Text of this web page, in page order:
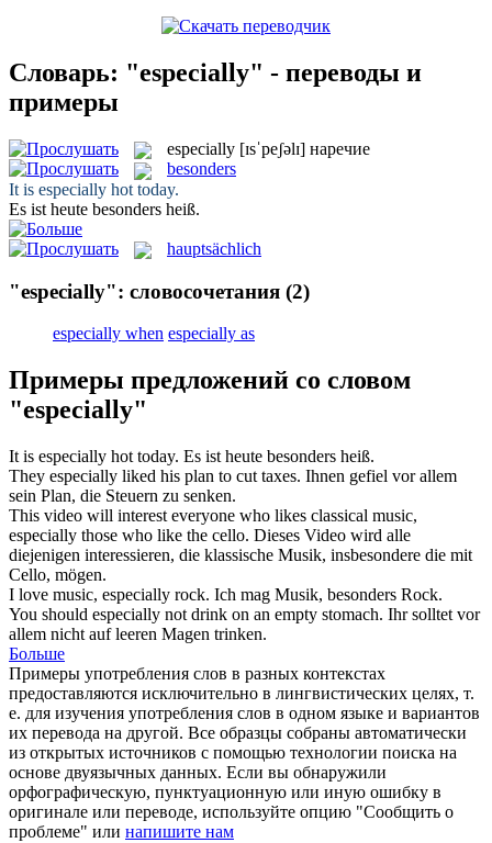
Словарь: "especially" - переводы и
примеры
especially [ɪsˈpeʃəlɪ] наречие
besonders
It is especially hot today.
Es ist heute besonders heiß.
hauptsächlich
"especially": словосочетания (2)
especially when especially as
Примеры предложений со словом
"especially"
It is especially hot today. Es ist heute besonders heiß.
They especially liked his plan to cut taxes. Ihnen gefiel vor allem
sein Plan, die Steuern zu senken.
This video will interest everyone who likes classical music,
especially those who like the cello. Dieses Video wird alle
diejenigen interessieren, die klassische Musik, insbesondere die mit
Cello, mögen.
I love music, especially rock. Ich mag Musik, besonders Rock.
You should especially not drink on an empty stomach. Ihr solltet vor
allem nicht auf leeren Magen trinken.
Больше
Примеры употребления слов в разных контекстах
предоставляются исключительно в лингвистических целях, т.
е. для изучения употребления слов в одном языке и вариантов
их перевода на другой. Все образцы собраны автоматически
из открытых источников с помощью технологии поиска на
основе двуязычных данных. Если вы обнаружили
орфографическую, пунктуационную или иную ошибку в
оригинале или переводе, используйте опцию "Сообщить о
проблеме" или напишите нам